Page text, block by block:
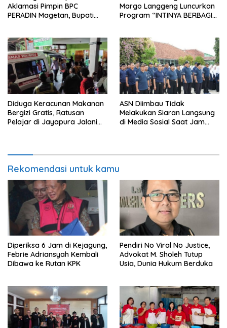
Aklamasi Pimpin BPC
PERADIN Magetan, Bupati
Margo Langgeng Luncurkan
Program “INTINYA BERBAGI”,
Diduga Keracunan Makanan
Bergizi Gratis, Ratusan
Pelajar di Jayapura Jalani
ASN Diimbau Tidak
Melakukan Siaran Langsung
di Media Sosial Saat Jam
Rekomendasi untuk kamu
Diperiksa 6 Jam di Kejagung,
Febrie Adriansyah Kembali
Dibawa ke Rutan KPK
Pendiri No Viral No Justice,
Advokat M. Sholeh Tutup
Usia, Dunia Hukum Berduka